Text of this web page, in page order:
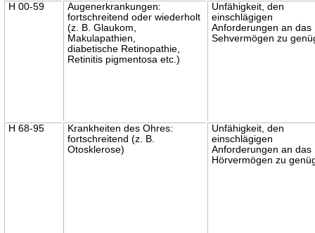
H 00-59
Augenerkrankungen:
fortschreitend oder wiederholt
(z. B. Glaukom,
Makulapathien,
diabetische Retinopathie,
Retinitis pigmentosa etc.)
Unfähigkeit, den
einschlägigen
Anforderungen an das
Sehvermögen zu
H 68-95
Krankheiten des Ohres:
fortschreitend (z. B.
Otosklerose)
Unfähigkeit, den
einschlägigen
Anforderungen an das
Hörvermögen zu